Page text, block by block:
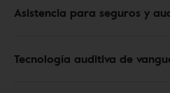
Asistencia para seguros y
Tecnología auditiva de